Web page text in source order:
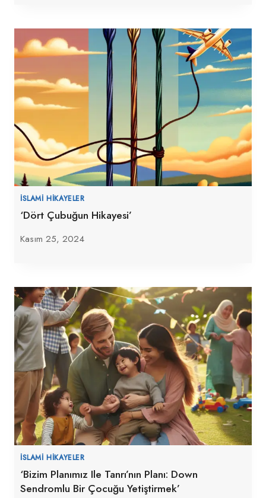
İSLAMI HIKAYELER
‘Dört Çubuğun Hikayesi’
Kasım 25, 2024
İSLAMI HIKAYELER
‘Bizim Planımız Ile Tanrı’nın Planı: Down
Sendromlu Bir Çocuğu Yetiştirmek’